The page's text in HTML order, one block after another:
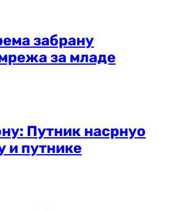
забрану
за младе
Путник насрнуо
и путнике